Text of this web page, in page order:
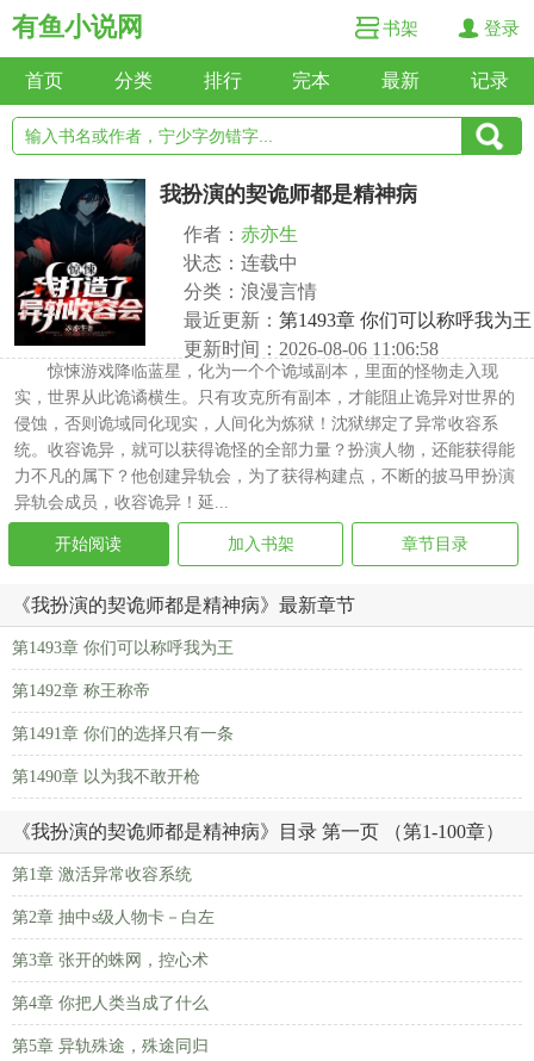
有鱼小说网 书架 登录
首页 分类 排行 完本 最新 记录
我扮演的契诡师都是精神病
作者： 赤亦生
状态：连载中
分类：浪漫言情
最近更新： 第1493章 你们可以称呼我为王
更新时间：2026-08-06 11:06:58
惊悚游戏降临蓝星，化为一个个诡域副本，里面的怪物走入现
实，世界从此诡谲横生。只有攻克所有副本，才能阻止诡异对世界的
侵蚀，否则诡域同化现实，人间化为炼狱！沈狱绑定了异常收容系
统。收容诡异，就可以获得诡怪的全部力量？扮演人物，还能获得能
力不凡的属下？他创建异轨会，为了获得构建点，不断的披马甲扮演
异轨会成员，收容诡异！延...
开始阅读 加入书架 章节目录
《我扮演的契诡师都是精神病》最新章节
第1493章 你们可以称呼我为王
第1492章 称王称帝
第1491章 你们的选择只有一条
第1490章 以为我不敢开枪
《我扮演的契诡师都是精神病》目录 第一页 （第1-100章）
第1章 激活异常收容系统
第2章 抽中s级人物卡－白左
第3章 张开的蛛网，控心术
第4章 你把人类当成了什么
第5章 异轨殊途，殊途同归